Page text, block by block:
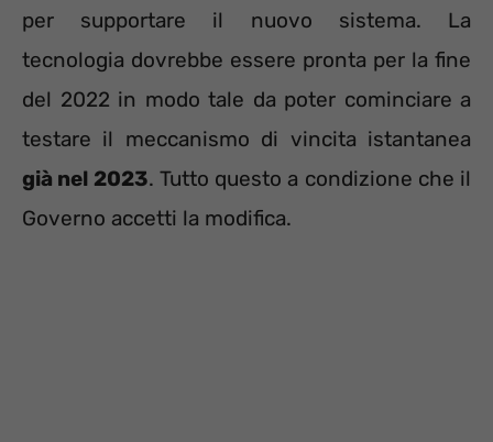
per supportare il nuovo sistema. La
tecnologia dovrebbe essere pronta per la fine
del 2022 in modo tale da poter cominciare a
testare il meccanismo di vincita istantanea
già nel 2023. Tutto questo a condizione che il
Governo accetti la modifica.